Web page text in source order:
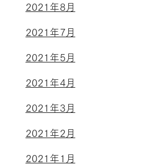
2021年8月
2021年7月
2021年5月
2021年4月
2021年3月
2021年2月
2021年1月